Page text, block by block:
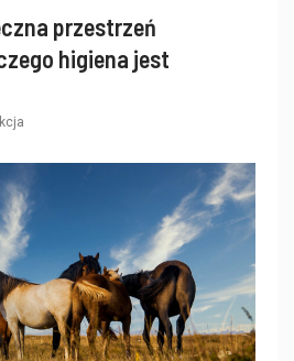
przestrzeń
higiena jest